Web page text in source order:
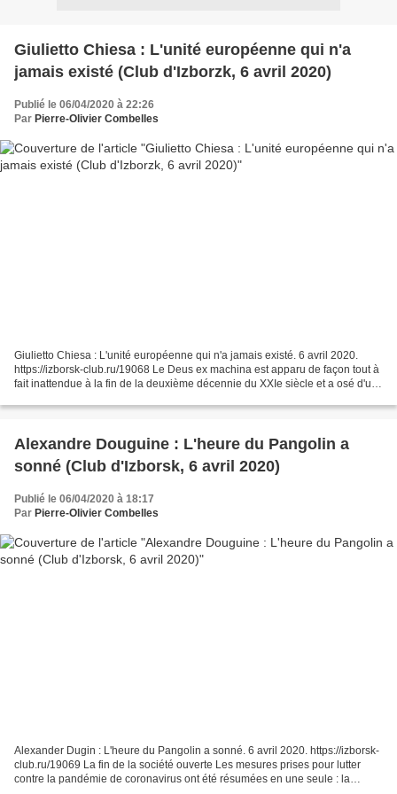
Giulietto Chiesa : L'unité européenne qui n'a
jamais existé (Club d'Izborzk, 6 avril 2020)
Publié le 06/04/2020 à 22:26
Par Pierre-Olivier Combelles
Giulietto Chiesa : L'unité européenne qui n'a jamais existé. 6 avril 2020.
https://izborsk-club.ru/19068 Le Deus ex machina est apparu de façon tout à
fait inattendue à la fin de la deuxième décennie du XXIe siècle et a osé d'un
Alexandre Douguine : L'heure du Pangolin a
sonné (Club d'Izborsk, 6 avril 2020)
Publié le 06/04/2020 à 18:17
Par Pierre-Olivier Combelles
Alexander Dugin : L'heure du Pangolin a sonné. 6 avril 2020. https://izborsk-
club.ru/19069 La fin de la société ouverte Les mesures prises pour lutter
contre la pandémie de coronavirus ont été résumées en une seule : la